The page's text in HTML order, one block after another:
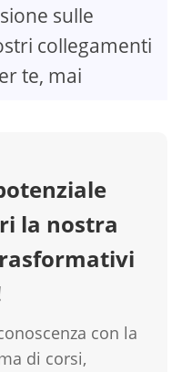
sulle
collegamenti
te, mai
la nostra
con la
di corsi,